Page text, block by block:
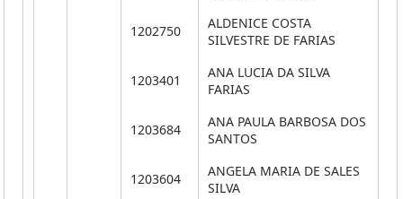
1202750
ALDENICE COSTA
SILVESTRE DE FARIAS
1203401
ANA LUCIA DA SILVA
FARIAS
1203684
ANA PAULA BARBOSA DOS
SANTOS
1203604
ANGELA MARIA DE SALES
SILVA